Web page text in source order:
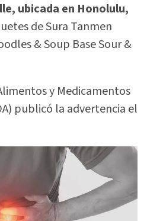
ubicada en Honolulu,
de Sura Tanmen
& Soup Base Sour &
y Medicamentos
publicó la advertencia el